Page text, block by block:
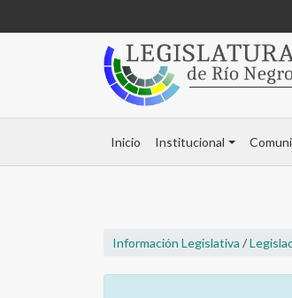
Inicio Institucional
Información Legislativa /